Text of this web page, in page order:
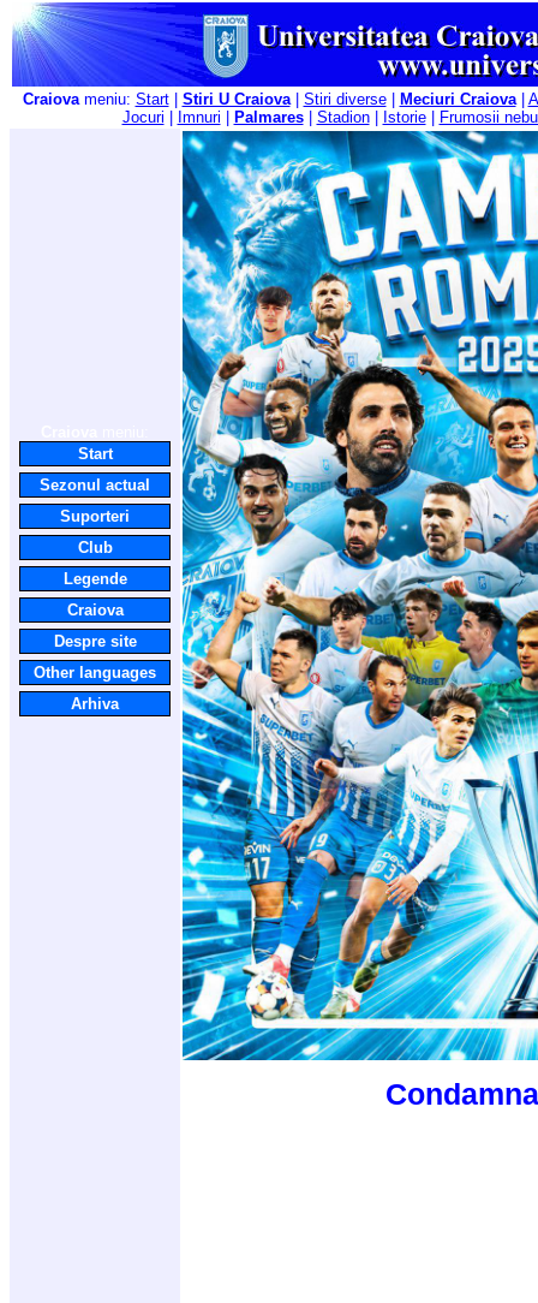
Craiovameniu: Start| Stiri U Craiova| Stiri diverse| Meciuri Craiova|
Jocuri
Imnuri Palmares| Stadion| Istorie| Frumosii
Start
Sezonul actual
Suporteri
Club
Legende
Craiova
Despre site
Other languages
Arhiva